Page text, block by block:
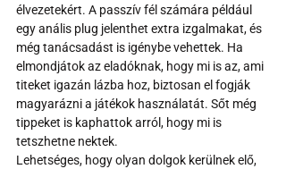
élvezetekért. A passzív fél számára például
egy anális plug jelenthet extra izgalmakat, és
még tanácsadást is igénybe vehettek. Ha
elmondjátok az eladóknak, hogy mi is az, ami
titeket igazán lázba hoz, biztosan el fogják
magyarázni a játékok használatát. Sőt még
tippeket is kaphattok arról, hogy mi is
tetszhetne nektek.
Lehetséges, hogy olyan dolgok kerülnek elő,